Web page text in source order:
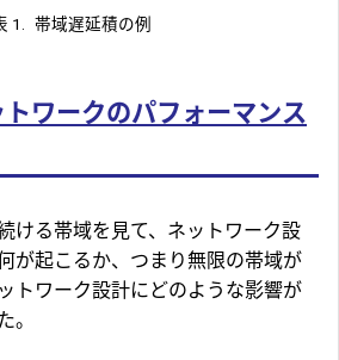
1. 帯域遅延積の例
ワークのパフォーマンス
ける帯域を見て、ネットワーク設
が起こるか、つまり無限の帯域が
トワーク設計にどのような影響が
。